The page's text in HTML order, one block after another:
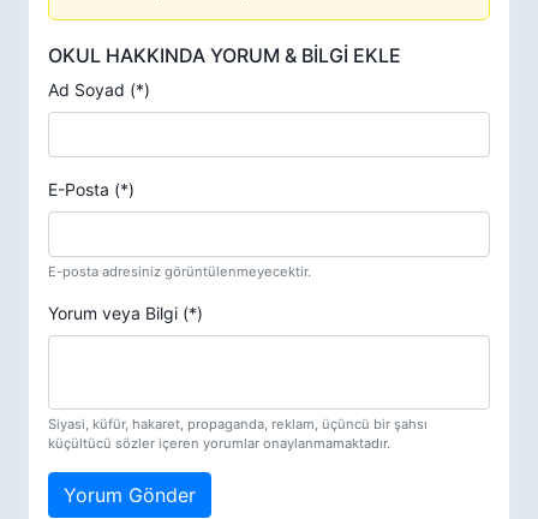
OKUL HAKKINDA YORUM & BİLGİ EKLE
Ad Soyad (*)
E-Posta (*)
E-posta adresiniz görüntülenmeyecektir.
Yorum veya Bilgi (*)
Siyasi, küfür, hakaret, propaganda, reklam, üçüncü bir şahsı
küçültücü sözler içeren yorumlar onaylanmamaktadır.
Yorum Gönder